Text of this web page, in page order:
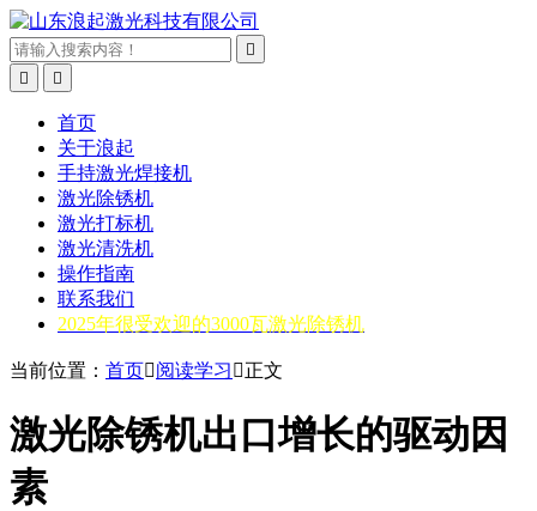



首页
关于浪起
手持激光焊接机
激光除锈机
激光打标机
激光清洗机
操作指南
联系我们
2025年很受欢迎的3000瓦激光除锈机
当前位置： 首页阅读学习 正文
激光除锈机出口增长的驱动因
素